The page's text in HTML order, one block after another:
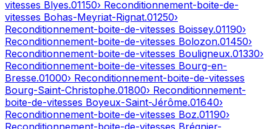
vitesses Blyes.01150› Reconditionnement-boite-de-
vitesses Bohas-Meyriat-Rignat.01250›
Reconditionnement-boite-de-vitesses Boissey.01190›
Reconditionnement-boite-de-vitesses Bolozon.01450›
Reconditionnement-boite-de-vitesses Bouligneux.01330›
Reconditionnement-boite-de-vitesses Bourg-en-
Bresse.01000› Reconditionnement-boite-de-vitesses
Bourg-Saint-Christophe.01800› Reconditionnement-
boite-de-vitesses Boyeux-Saint-Jérôme.01640›
Reconditionnement-boite-de-vitesses Boz.01190›